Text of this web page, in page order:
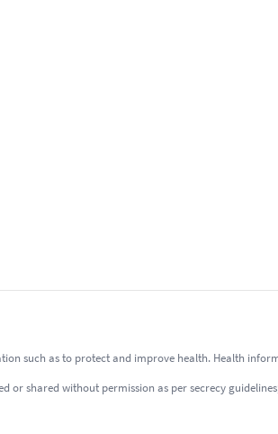
such as to protect and improve health. Health
shared without permission as per secrecy